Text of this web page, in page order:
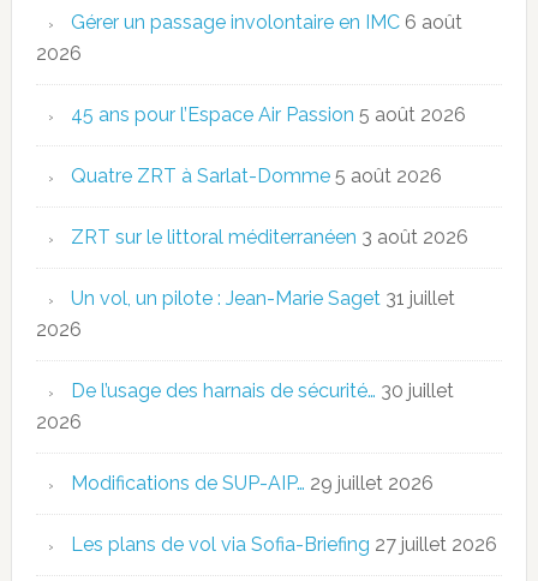
Gérer un passage involontaire en IMC 6 août
2026
45 ans pour l’Espace Air Passion 5 août 2026
Quatre ZRT à Sarlat-Domme 5 août 2026
ZRT sur le littoral méditerranéen 3 août 2026
Un vol, un pilote : Jean-Marie Saget 31 juillet
2026
De l’usage des harnais de sécurité… 30 juillet
2026
Modifications de SUP-AIP… 29 juillet 2026
Les plans de vol via Sofia-Briefing 27 juillet 2026